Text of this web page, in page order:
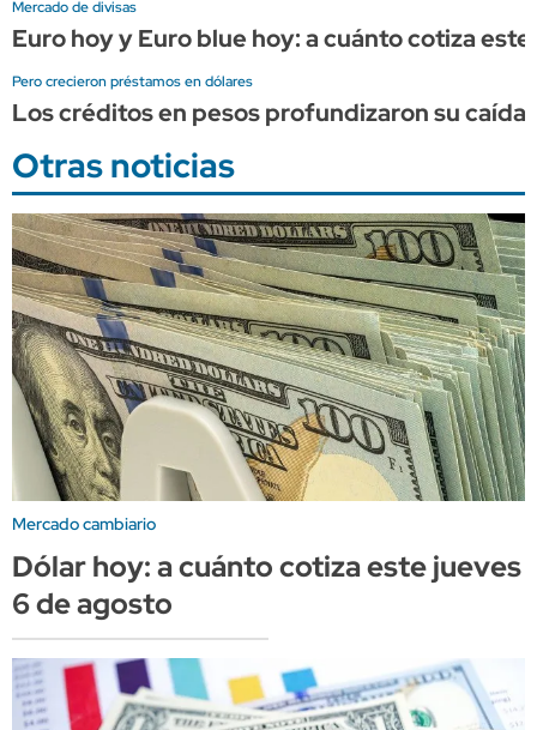
Mercado de divisas
Euro hoy y Euro blue hoy: a cuánto cotiza
Pero crecieron préstamos en dólares
Los créditos en pesos profundizaron su
Otras noticias
Mercado cambiario
Dólar hoy: a cuánto cotiza este jueves
6 de agosto